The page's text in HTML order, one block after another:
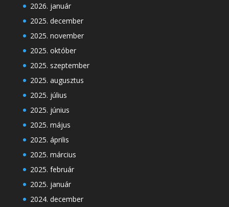
2026. január
2025. december
2025. november
2025. október
2025. szeptember
2025. augusztus
2025. július
2025. június
2025. május
2025. április
2025. március
2025. február
2025. január
2024. december